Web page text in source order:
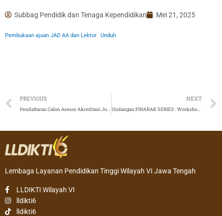
Subbag Pendidik dan Tenaga Kependidikan Mei 21, 2025
Pembukaan ajuan JAD AA dan Lektor Unduh
Prev
PREVIOUS
Pendaftaran Calon Asesor Akreditasi Jurnal Nasional Tahun 2025
NEXT
Undangan PINARAK SERIES : Workshop Penjaminan Mutu Eksternal bagi Program Studi Angkatan 1
Lembaga Layanan Pendidikan Tinggi Wilayah VI Jawa Tengah
LLDIKTI Wilayah VI
lldikti6
lldikti6